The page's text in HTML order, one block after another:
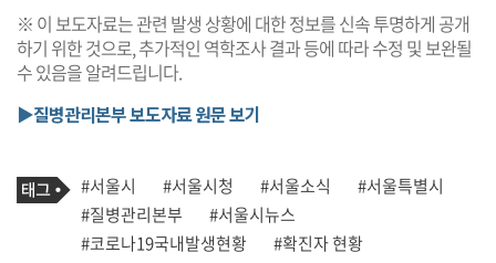
※ 이 보도자료는 관련 발생 상황에 대한 정보를 신속 투명하게 공개
하기 위한 것으로, 추가적인 역학조사 결과 등에 따라 수정 및 보완될
수 있음을 알려드립니다.
▶질병관리본부 보도자료 원문 보기
기
사
관
련
태
태
그
#서울시 #서울시청 #서울소식
#서울특별시
#질병관리본부
#서울시뉴스
#코로나19국내발생현황
#확진자 현황